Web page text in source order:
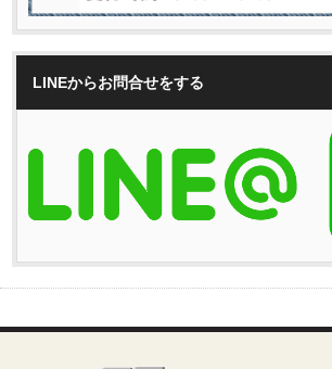
LINEからお問合せをする